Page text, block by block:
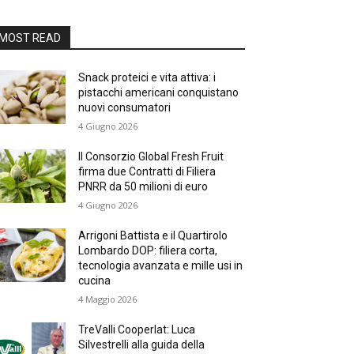
READ
Snack proteici e vita attiva: i
pistacchi americani conquistano
nuovi consumatori
4 Giugno 2026
Il Consorzio Global Fresh Fruit
firma due Contratti di Filiera
PNRR da 50 milioni di euro
4 Giugno 2026
Arrigoni Battista e il Quartirolo
Lombardo DOP: filiera corta,
tecnologia avanzata e mille usi in
cucina
4 Maggio 2026
TreValli Cooperlat: Luca
Silvestrelli alla guida della